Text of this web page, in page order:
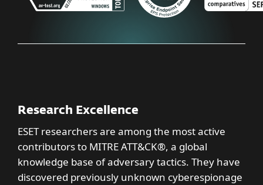
Research Excellence
ESET researchers are among the most active
contributors to MITRE ATT&CK®, a global
knowledge base of adversary tactics. They have
discovered previously unknown cyberespionage